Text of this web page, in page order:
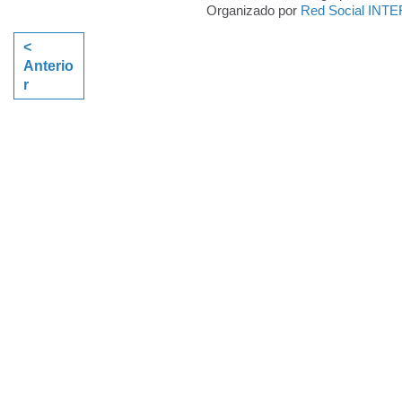
Organizado por Red Social
<
Anterio
r